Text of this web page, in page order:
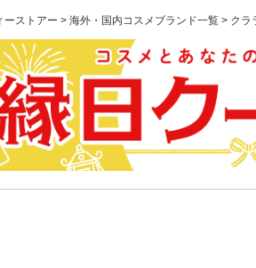
ーストアー > 海外・国内コスメブランド一覧 > クラ